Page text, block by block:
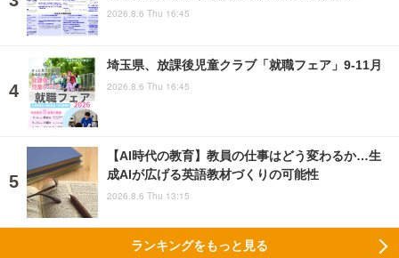
2026.8.6 Thu 16:45
埼玉県、放課後児童クラブ「就職フェア」9-11月
2026.8.6 Thu 16:45
【AI時代の教育】教員の仕事はどう変わるか…生
成AIが広げる英語教材づくりの可能性
2026.8.6 Thu 13:15
ランキングをもっと見る